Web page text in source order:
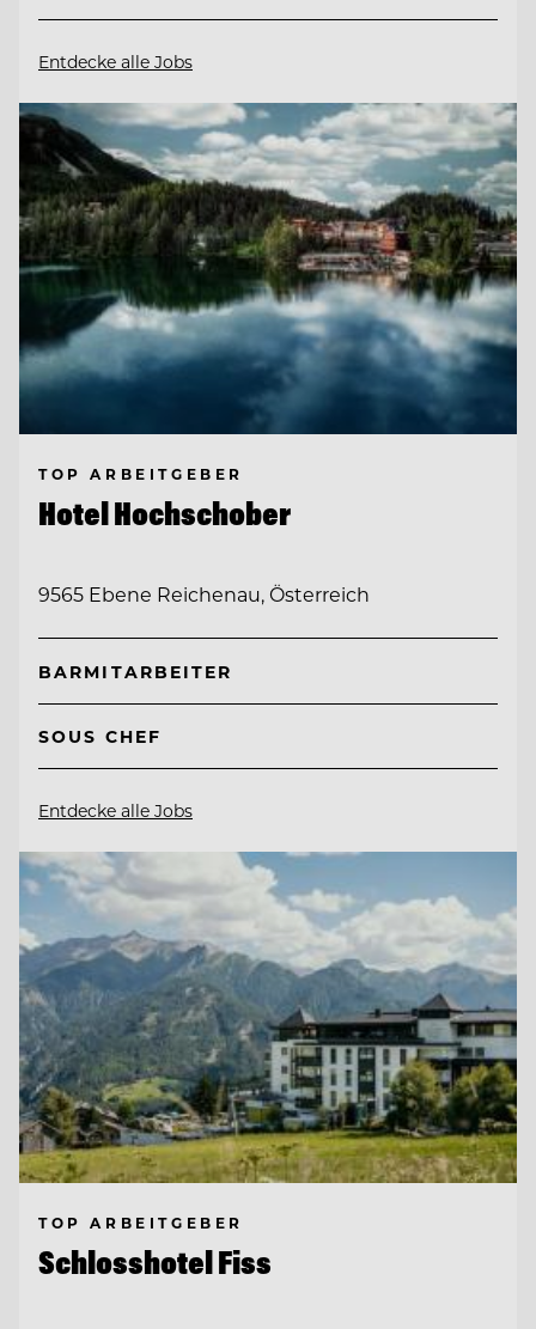
Entdecke alle Jobs
TOP ARBEITGEBER
Hotel Hochschober
9565 Ebene Reichenau, Österreich
BARMITARBEITER
SOUS CHEF
Entdecke alle Jobs
TOP ARBEITGEBER
Schlosshotel Fiss